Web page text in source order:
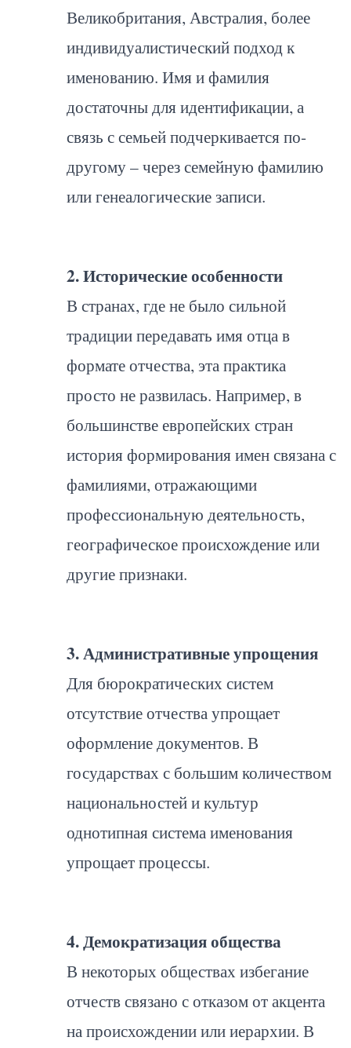
Великобритания, Австралия, более
индивидуалистический подход к
именованию. Имя и фамилия
достаточны для идентификации, а
связь с семьей подчеркивается по-
другому – через семейную фамилию
или генеалогические записи.
2. Исторические особенности
В странах, где не было сильной
традиции передавать имя отца в
формате отчества, эта практика
просто не развилась. Например, в
большинстве европейских стран
история формирования имен связана с
фамилиями, отражающими
профессиональную деятельность,
географическое происхождение или
другие признаки.
3. Административные упрощения
Для бюрократических систем
отсутствие отчества упрощает
оформление документов. В
государствах с большим количеством
национальностей и культур
однотипная система именования
упрощает процессы.
4. Демократизация общества
В некоторых обществах избегание
отчеств связано с отказом от акцента
на происхождении или иерархии. В